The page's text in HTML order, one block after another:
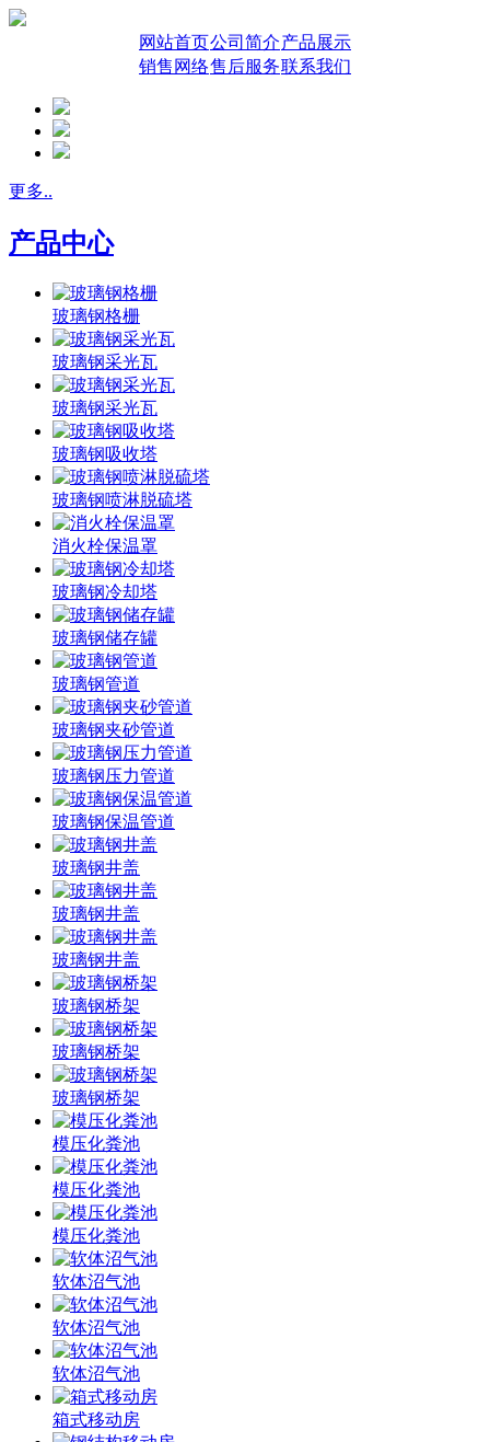
网站首页公司简介产品展示
销售网络售后服务联系我们
更多..
产品中心
玻璃钢格栅
玻璃钢采光瓦
玻璃钢采光瓦
玻璃钢吸收塔
玻璃钢喷淋脱硫塔
消火栓保温罩
玻璃钢冷却塔
玻璃钢储存罐
玻璃钢管道
玻璃钢夹砂管道
玻璃钢压力管道
玻璃钢保温管道
玻璃钢井盖
玻璃钢井盖
玻璃钢井盖
玻璃钢桥架
玻璃钢桥架
玻璃钢桥架
模压化粪池
模压化粪池
模压化粪池
软体沼气池
软体沼气池
软体沼气池
箱式移动房